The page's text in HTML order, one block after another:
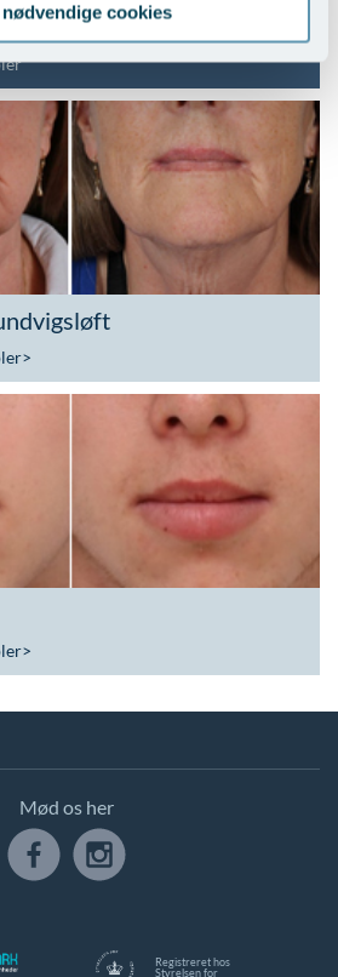
cookies
med fedttransplantation
>
>
Registreret hos
Styrelsen for
Mød os her